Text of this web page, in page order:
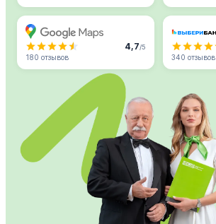
4,7/5
180 отзывов 340 отзывов